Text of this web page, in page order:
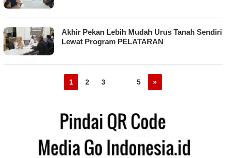
Akhir Pekan Lebih Mudah Urus Tanah Sendiri
Lewat Program PELATARAN
1 2 3 5 »